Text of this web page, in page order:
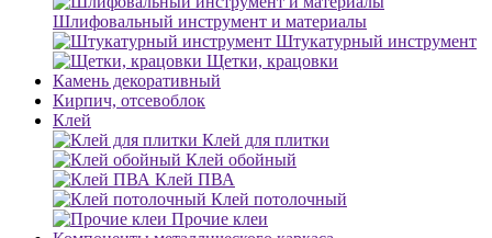
Шлифовальный инструмент и материалы
Штукатурный инструмент
Щетки, крацовки
Камень декоративный
Кирпич, отсевоблок
Клей
Клей для плитки
Клей обойный
Клей ПВА
Клей потолочный
Прочие клеи